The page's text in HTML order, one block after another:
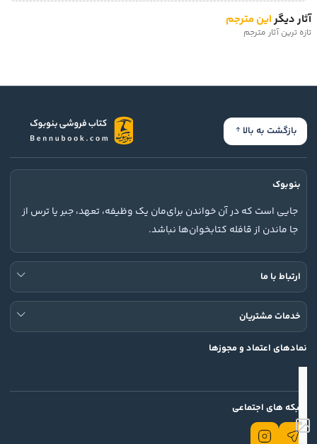
آثار دیگراین مترجم
تازه ترین آثار مترجم
بازگشت به بالا
بنوبوک
جایی است که در آن خواندن برای‌مان یک وظیفه، تعهد، جبر یا ترس از
جا ماندن از قافله کتابخوان‌ها نباشد.
ارتباط با ما
خدمات مشتریان
نمادهای اعتماد و مجوزها
شبکه های اجتماعی